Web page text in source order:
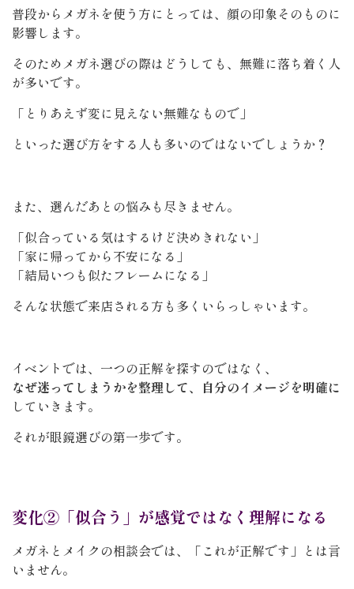
普段からメガネを使う方にとっては、顔の印象そのものに
影響します。
そのためメガネ選びの際はどうしても、無難に落ち着く人
が多いです。
「とりあえず変に見えない無難なもので」
といった選び方をする人も多いのではないでしょうか？
また、選んだあとの悩みも尽きません。
「似合っている気はするけど決めきれない」
「家に帰ってから不安になる」
「結局いつも似たフレームになる」
そんな状態で来店される方も多くいらっしゃいます。
イベントでは、一つの正解を探すのではなく、
なぜ迷ってしまうかを整理して、自分のイメージを明確に
していきます。
それが眼鏡選びの第一歩です。
変化②「似合う」が感覚ではなく理解になる
メガネとメイクの相談会では、「これが正解です」とは言
いません。